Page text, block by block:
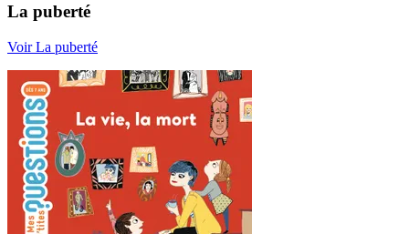
La puberté
Voir La puberté